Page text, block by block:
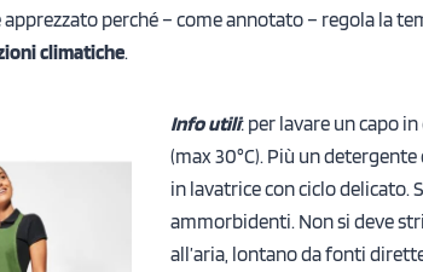
perché – come annotato – regola la
climatiche.
Info utili: per lavare un capo
(max 30°C). Più un
in lavatrice con ciclo delicato.
ammorbidenti. Non si deve
all’aria, lontano da fonti